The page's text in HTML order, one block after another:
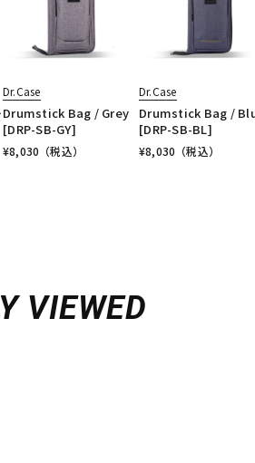
Dr.Case
Drumstick Bag / Grey
[DRP-SB-GY]
¥8,030 （税込）
Dr.Case
Drumstick Bag /
[DRP-SB-BL]
¥8,030 （税込）
VIEWED